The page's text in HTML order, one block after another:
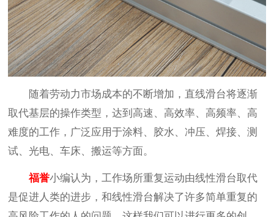
随着劳动力市场成本的不断增加，直线滑台将逐渐
取代基层的操作类型，达到高速、高效率、高频率、高
难度的工作，广泛应用于涂料、胶水、冲压、焊接、测
试、光电、车床、搬运等方面。
福誉小编认为，工作场所重复运动由线性滑台取代
是促进人类的进步，和线性滑台解决了许多简单重复的